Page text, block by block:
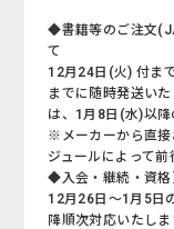
◆書籍等のご注文
て
12月24日(火) 付ま
までに随時発送い
は、1月8日(水)以降
※メーカーから直接
ジュールによって前
◆入会・継続・資格
12月26日～1月5日
降順次対応いたし